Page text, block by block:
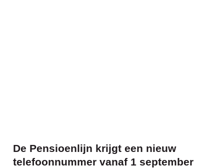
De Pensioenlijn krijgt een nieuw
telefoonnummer vanaf 1 september